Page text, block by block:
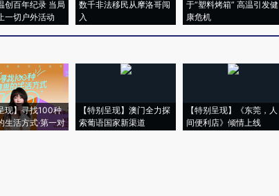
创百年纪录 当局
一切户外活动
数千非法移民从摩洛哥闯
入
于“塑料烤箱” 高温引发健
康危机
现】寻找100种
生活方式·第一对
【特别呈现】澳门全力探
索葡语国家新渠道
【特别呈现】《东莞，人
间便利店》倾情上线